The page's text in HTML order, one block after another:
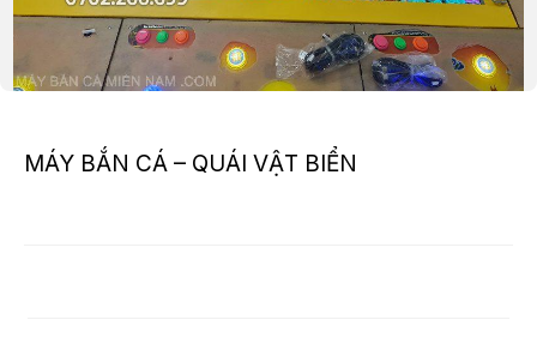
MÁY BẮN CÁ – QUÁI VẬT BIỂN